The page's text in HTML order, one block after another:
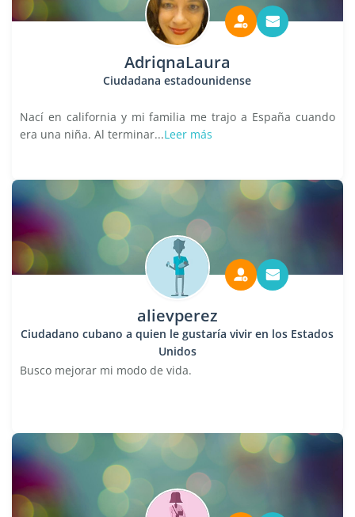
AdriqnaLaura
Ciudadana estadounidense
Nací en california y mi familia me trajo a España cuando
era una niña. Al terminar...Leer más
alievperez
Ciudadano cubano a quien le gustaría vivir en los Estados
Unidos
Busco mejorar mi modo de vida.